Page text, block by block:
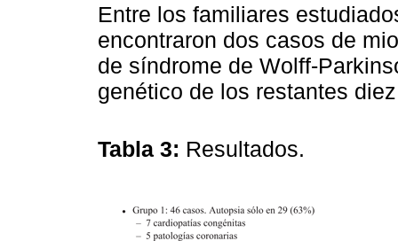
Entre los familiares
encontraron dos casos de
de síndrome de Wolff-
genético de los restantes
Tabla 3: Resultados.